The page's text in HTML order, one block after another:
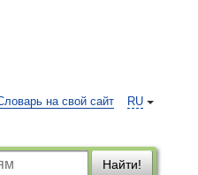
RU
на свой сайт
Найти!